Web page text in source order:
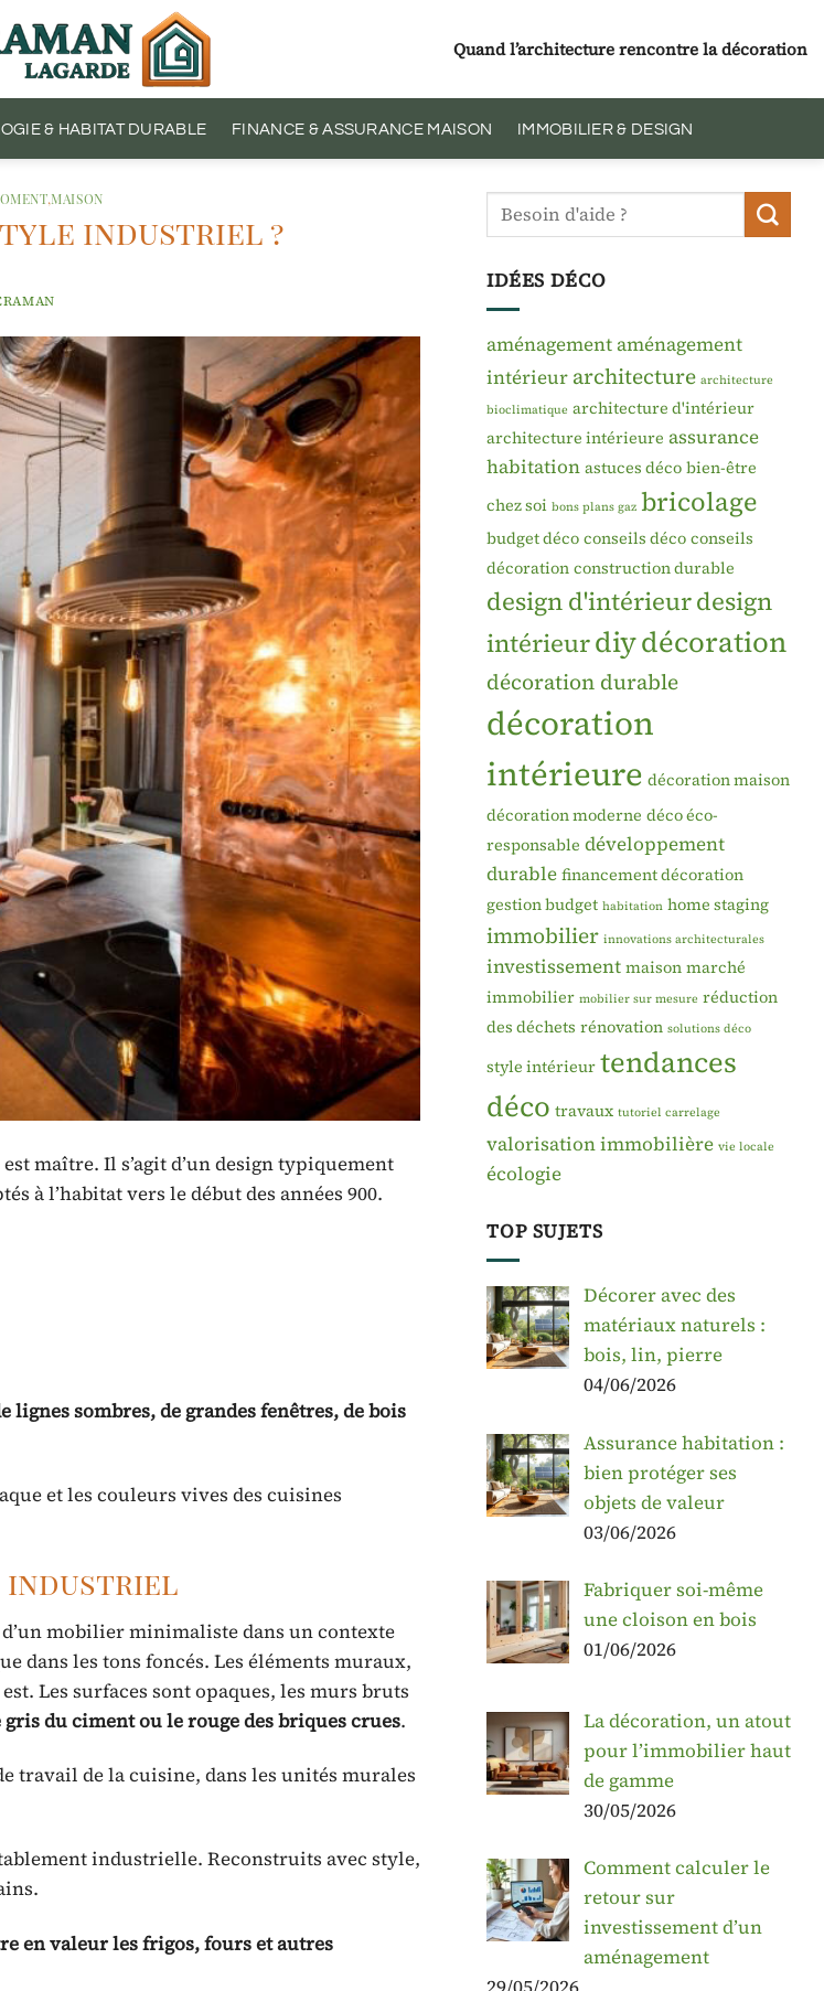
Quand l’architecture rencontre la décoration
& HABITAT DURABLE FINANCE & ASSURANCE MAISON IMMOBILIER & DESIGN
,MAISON
industriel ?
maître. Il s’agit d’un design typiquement
à l’habitat vers le début des années 900.
sombres, de grandes fenêtres, de bois
et les couleurs vives des cuisines
industriel
mobilier minimaliste dans un contexte
dans les tons foncés. Les éléments muraux,
Les surfaces sont opaques, les murs bruts
gris du ciment ou le rouge des briques crues.
travail de la cuisine, dans les unités murales
industrielle. Reconstruits avec style,
en valeur les frigos, fours et autres
IDÉES DÉCO
aménagementaménagement
intérieur architecture architecture
bioclimatique architecture d'intérieur
architecture intérieure assurance
habitation astuces déco bien-être
chez soi bons plans gaz bricolage
budget déco conseils déco conseils
décoration construction durable
design d'intérieurdesign
intérieurdiydécoration
décoration durable
décoration
intérieure décoration maison
décoration moderne déco éco-
responsable développement
durable financement décoration
gestion budget habitation home staging
immobilier innovations architecturales
investissement maison marché
immobilier mobilier sur mesure réduction
des déchets rénovation solutions déco
style intérieur tendances
déco travaux tutoriel carrelage
valorisation immobilière vie locale
écologie
TOP SUJETS
Décorer avec des
matériaux naturels :
bois, lin, pierre
04/06/2026
Assurance habitation :
bien protéger ses
objets de valeur
03/06/2026
Fabriquer soi-même
une cloison en bois
01/06/2026
La décoration, un atout
pour l’immobilier haut
de gamme
30/05/2026
Comment calculer le
retour sur
investissement d’un
aménagement